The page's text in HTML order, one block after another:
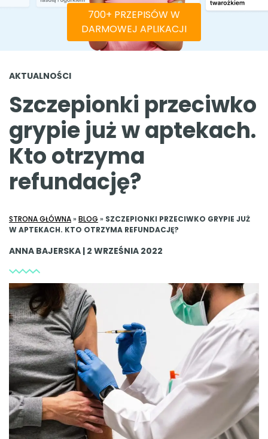
700+ PRZEPISÓW W
DARMOWEJ APLIKACJI
AKTUALNOŚCI
Szczepionki przeciwko
grypie już w aptekach.
Kto otrzyma
refundację?
STRONA GŁÓWNA» BLOG » SZCZEPIONKI PRZECIWKO GRYPIE JUŻ
W APTEKACH. KTO OTRZYMA REFUNDACJĘ?
ANNA BAJERSKA | 2 WRZEŚNIA 2022